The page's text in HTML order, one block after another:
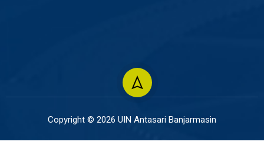
Copyright © 2026 UIN Antasari Banjarmasin